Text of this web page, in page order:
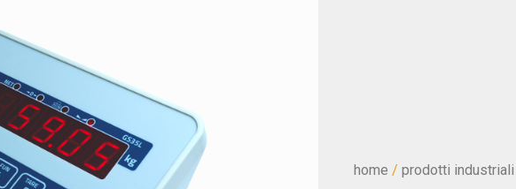
home / prodotti industriali